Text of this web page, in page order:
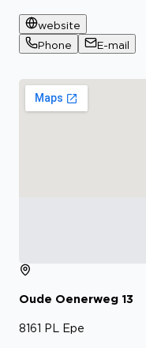
website
Phone
E-mail
Oude Oenerweg 13
8161 PL Epe